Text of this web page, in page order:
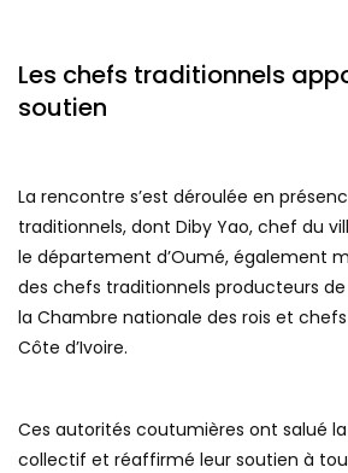
Les chefs traditionnels
soutien
La rencontre s’est déroulée en
traditionnels, dont Diby Yao, chef du
le département d’Oumé, également
des chefs traditionnels producteurs
la Chambre nationale des rois et
Côte d’Ivoire.
Ces autorités coutumières ont salué
collectif et réaffirmé leur soutien à